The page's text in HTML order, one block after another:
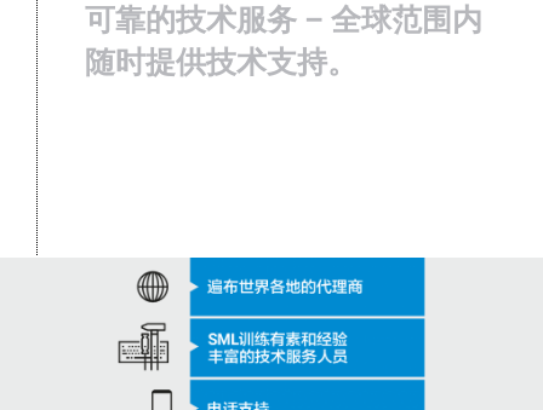
可靠的技术服务 – 全球范围内
随时提供技术支持。